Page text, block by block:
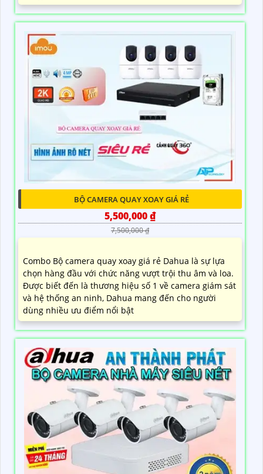
BỘ CAMERA QUAY XOAY GIÁ RẺ
5,500,000 ₫
7,500,000 ₫
Combo Bộ camera quay xoay giá rẻ Dahua là sự lựa
chọn hàng đầu với chức năng vượt trội thu âm và loa.
Được biết đến là thương hiệu số 1 về camera giám sát
và hệ thống an ninh, Dahua mang đến cho người
dùng nhiều ưu điểm nổi bật